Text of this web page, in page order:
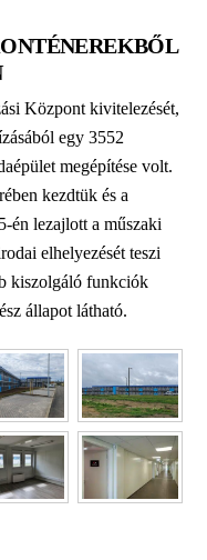
Központ kivitelezését,
egy 3552
megépítése volt.
kezdtük és a
én lezajlott a műszaki
elhelyezését teszi
kiszolgáló funkciók
állapot látható.